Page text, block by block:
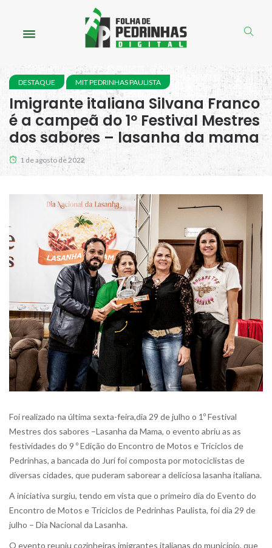
DESTAQUE MIT PEDRINHAS PAULISTA
Imigrante italiana Silvana Franco
é a campeã do 1º Festival Mestres
dos sabores – lasanha da mama
1 de agosto de 2022
Foi realizado na última sexta-feira,dia 29 de julho o 1º Festival
Mestres dos sabores –Lasanha da Mama, o evento abriu as as
festividades do 9 º Edição do Encontro de Motos e Triciclos de
Pedrinhas, a bancada do Jurí foi composta por motociclistas de
diversas cidades, que puderam saborear a deliciosa lasanha italiana.
A iniciativa surgiu, tendo em vista que o primeiro dia do Evento do
Encontro de Motos e Triciclos de Pedrinhas Paulista, foi dia 29 de
julho – Dia Nacional da Lasanha.
O evento reuniu cozinheiras imigrantes italianas do município, que